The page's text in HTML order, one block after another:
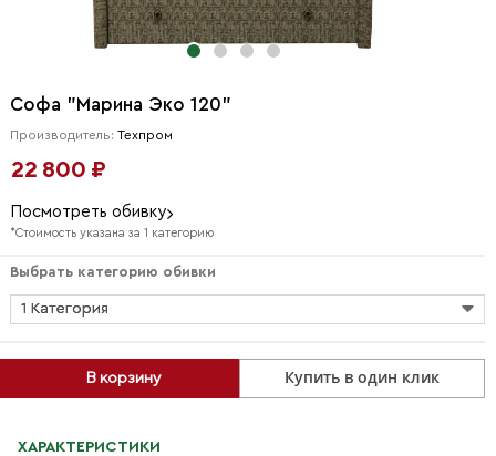
Софа "Марина Эко 120"
Производитель: Техпром
22 800 ₽
Посмотреть обивку
*Стоимость указана за 1 категорию
В корзину Купить в один клик
Выбрать категорию обивки
1 Категория
ХАРАКТЕРИСТИКИ